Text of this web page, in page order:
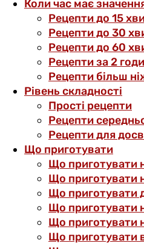
Коли час має
Рецепти до 15
Рецепти до 30
Рецепти до 60
Рецепти за 2
Рецепти більш
Рівень складності
Прості рецепти
Рецепти
Рецепти для
Що приготувати
Що приготувати
Що приготувати
Що приготувати
Що приготувати
Що приготувати
Що приготувати